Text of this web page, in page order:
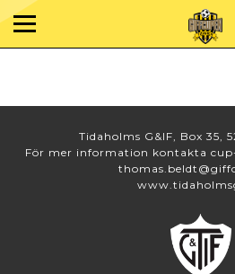
Tidaholms G&IF, Box 35,
För mer information kontakta